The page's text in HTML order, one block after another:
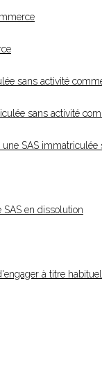
sans activité
sans activité
SAS
en dissolution
à titre